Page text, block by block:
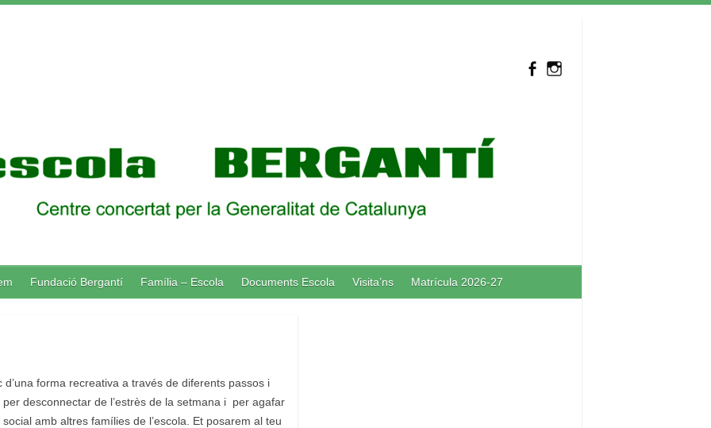
Fundació Bergantí Família – Escola Documents Escola Visita’ns Matrícula 2026-27
forma recreativa a través de diferents passos i
desconnectar de l’estrès de la setmana i per agafar
amb altres famílies de l’escola. Et posarem al teu